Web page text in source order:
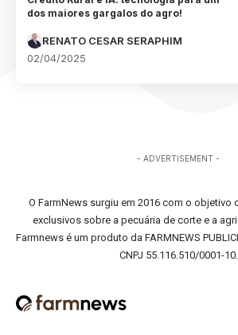
dos maiores gargalos do agro!
RENATO CESAR SERAPHIM
02/04/2025
- ADVERTISEMENT -
O FarmNews surgiu em 2016 com o objetivo
exclusivos sobre a pecuária de corte e a
Farmnews é um produto da FARMNEWS
CNPJ 55.116.510/0001-10.